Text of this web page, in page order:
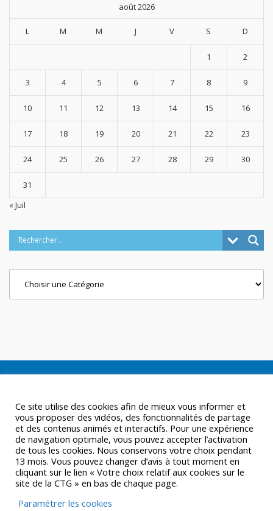
août 2026
L M M J V S D
1 2
3 4 5 6 7 8 9
10 11 12 13 14 15 16
17 18 19 20 21 22 23
24 25 26 27 28 29 30
31
« Juil
Ce site utilise des cookies afin de mieux vous informer et
vous proposer des vidéos, des fonctionnalités de partage
et des contenus animés et interactifs. Pour une expérience
de navigation optimale, vous pouvez accepter l’activation
de tous les cookies. Nous conservons votre choix pendant
13 mois. Vous pouvez changer d’avis à tout moment en
cliquant sur le lien « Votre choix relatif aux cookies sur le
site de la CTG » en bas de chaque page.
Paramétrer les cookies